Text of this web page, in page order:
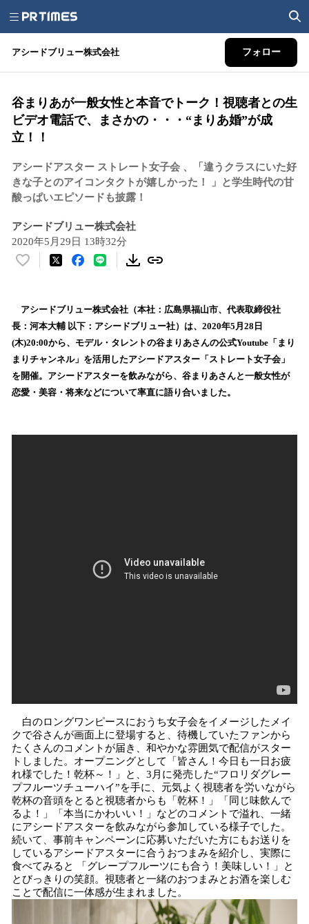
アシードブリュー株式会社 フォロー
谷まりあが一般女性と本音でトーク！視聴者との生
ビデオ電話で、まさかの・・・“まりあ婚”が成
立！！
アシードアスター ストレート女子会 、「違うクラスにいた好
きな子とのアイコンタクトが嬉しかった！ 」と学生時代の甘
酸っぱいエピソードも披露！
アシードブリュー株式会社
2020年5月29日 13時32分
い
！
数
を
読
込
み
アシードブリュー株式会社（本社：広島県福山市、代表取締役社
長：河本大輔 以下：アシードブリュー社）は、2020年5月28日
(木)20:00から、モデル・タレントの谷まりあさんの公式Youtube「まり
まりチャンネル」を活用したアシードアスター「ストレート女子会」
を開催。アシードアスターを飲みながら、谷まりあさんと一般女性が
恋愛・美容・将来などについて率直に語り合いました。
白のロングワンピースにおうち女子会をイメージしたメイ
クで谷さんが画面上に登場すると、待機していたファンから
たくさんのコメントが届き、和やかな雰囲気で配信がスター
トしました。オープニングとして「皆さん！今日も一日お疲
れ様でした！乾杯～！」と、3月に発売した“フロリダグレー
プフルーツチューハイ”を手に、元気よく視聴者を労いながら
乾杯の音頭をとると視聴者からも「乾杯！」「同じ味飲んで
るよ！」「本当にかわいい！」などのコメントで溢れ、一緒
にアシードアスターを飲みながら参加している様子でした。
続いて、事前キャンペーンに応募いただいた方にもお送りを
しているアシードアスターに合うおつまみを紹介し、実際に
食べてみると 「グレープフルーツにも合う！美味しい！」と
とびっきりの笑顔。視聴者と一緒のおつまみとお酒を楽しむ
ことで配信に一体感が生まれました。